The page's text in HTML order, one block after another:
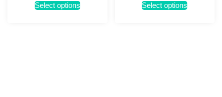
Select options Select options